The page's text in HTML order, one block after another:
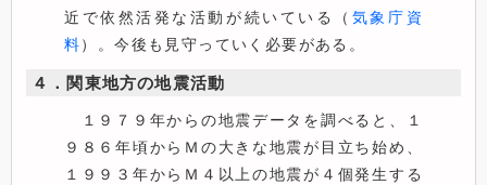
近で依然活発な活動が続いている（ 気象庁資
料）。今後も見守っていく必要がある。
４．関東地方の地震活動
１９７９年からの地震データを調べると、１
９８６年頃からＭの大きな地震が目立ち始め、
１９９３年からＭ４以上の地震が４個発生する